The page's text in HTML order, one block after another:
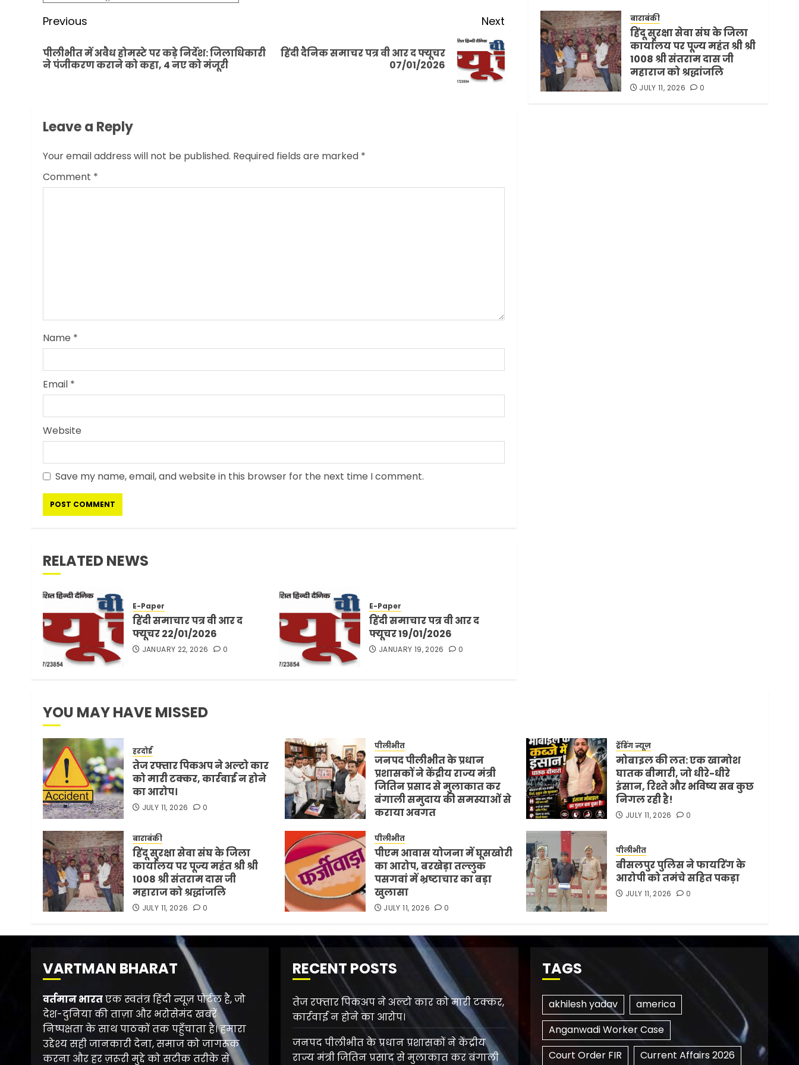
Post
navigation
Previous
Previous
पीलीभीत में अवैध होमस्टे पर कड़े निर्देश: जिलाधिकारी
ने पंजीकरण कराने को कहा, 4 नए को मंजूरी
Next
Next
हिंदी दैनिक समाचर पत्र वी आर द फ्यूचर
07/01/2026
Leave a Reply
Your email address will not be published. Required fields are marked *
Comment *
Name *
Email *
Website
Save my name, email, and website in this browser for the next time I comment.
RELATED NEWS
E-Paper
हिंदी समाचार पत्र वी आर द
फ्यूचर 22/01/2026
JANUARY 22, 2026 0
E-Paper
हिंदी समाचार पत्र वी आर द
फ्यूचर 19/01/2026
JANUARY 19, 2026 0
5
FEBRUARY 3, 2026
बाराबंकी
हिंदू सुरक्षा सेवा संघ के जिला
कार्यालय पर पूज्य महंत श्री श्री
1008 श्री संतराम दास जी
महाराज को श्रद्धांजलि
JULY 11, 2026 0
YOU MAY HAVE MISSED
हरदोई
तेज रफ्तार पिकअप ने अल्टो कार
को मारी टक्कर, कार्रवाई न होने
का आरोप।
JULY 11, 2026 0
पीलीभीत
जनपद पीलीभीत के प्रधान
प्रशासकों ने केंद्रीय राज्य मंत्री
जितिन प्रसाद से मुलाकात कर
बंगाली समुदाय की समस्याओं से
कराया अवगत
ट्रेंडिंग न्यूज़
मोबाइल की लत: एक खामोश
घातक बीमारी, जो धीरे-धीरे
इंसान, रिश्ते और भविष्य सब कुछ
निगल रही है!
JULY 11, 2026 0
बाराबंकी
हिंदू सुरक्षा सेवा संघ के जिला
कार्यालय पर पूज्य महंत श्री श्री
1008 श्री संतराम दास जी
महाराज को श्रद्धांजलि
JULY 11, 2026 0
पीलीभीत
पीएम आवास योजना में घूसखोरी
का आरोप, बरखेड़ा तल्लुक
पसगवां में भ्रष्टाचार का बड़ा
खुलासा
JULY 11, 2026 0
पीलीभीत
बीसलपुर पुलिस ने फायरिंग के
आरोपी को तमंचे सहित पकड़ा
JULY 11, 2026 0
VARTMAN BHARAT
वर्तमान भारतएक स्वतंत्र हिंदी न्यूज़ पोर्टल है, जो
देश-दुनिया की ताज़ा और भरोसेमंद खबरें
निष्पक्षता के साथ पाठकों तक पहुँचाता है। हमारा
उद्देश्य सही जानकारी देना, समाज को जागरूक
करना और हर ज़रूरी मुद्दे को सटीक तरीके से
RECENT POSTS
तेज रफ्तार पिकअप ने अल्टो कार को मारी टक्कर,
कार्रवाई न होने का आरोप।
जनपद पीलीभीत के प्रधान प्रशासकों ने केंद्रीय
राज्य मंत्री जितिन प्रसाद से मुलाकात कर बंगाली
TAGS
akhilesh yadav
america
Anganwadi Worker Case
Court Order FIR
Current Affairs 2026